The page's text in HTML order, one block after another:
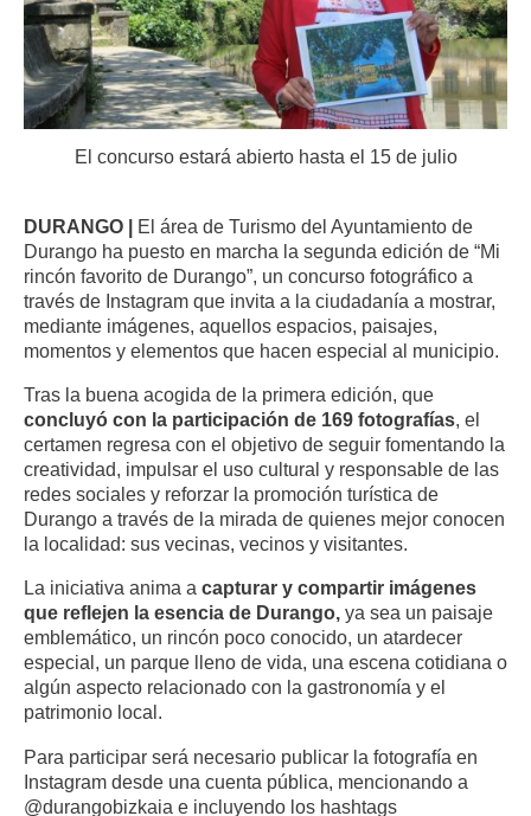
El concurso estará abierto hasta el 15 de julio
DURANGO | El área de Turismo del Ayuntamiento de
Durango ha puesto en marcha la segunda edición de “Mi
rincón favorito de Durango”, un concurso fotográfico a
través de Instagram que invita a la ciudadanía a mostrar,
mediante imágenes, aquellos espacios, paisajes,
momentos y elementos que hacen especial al municipio.
Tras la buena acogida de la primera edición, que
concluyó con la participación de 169 fotografías, el
certamen regresa con el objetivo de seguir fomentando la
creatividad, impulsar el uso cultural y responsable de las
redes sociales y reforzar la promoción turística de
Durango a través de la mirada de quienes mejor conocen
la localidad: sus vecinas, vecinos y visitantes.
La iniciativa anima a capturar y compartir imágenes
que reflejen la esencia de Durango, ya sea un paisaje
emblemático, un rincón poco conocido, un atardecer
especial, un parque lleno de vida, una escena cotidiana o
algún aspecto relacionado con la gastronomía y el
patrimonio local.
Para participar será necesario publicar la fotografía en
Instagram desde una cuenta pública, mencionando a
@durangobizkaia e incluyendo los hashtags